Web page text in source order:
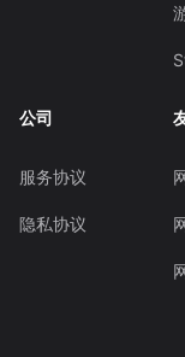
公司
服务协议
隐私协议